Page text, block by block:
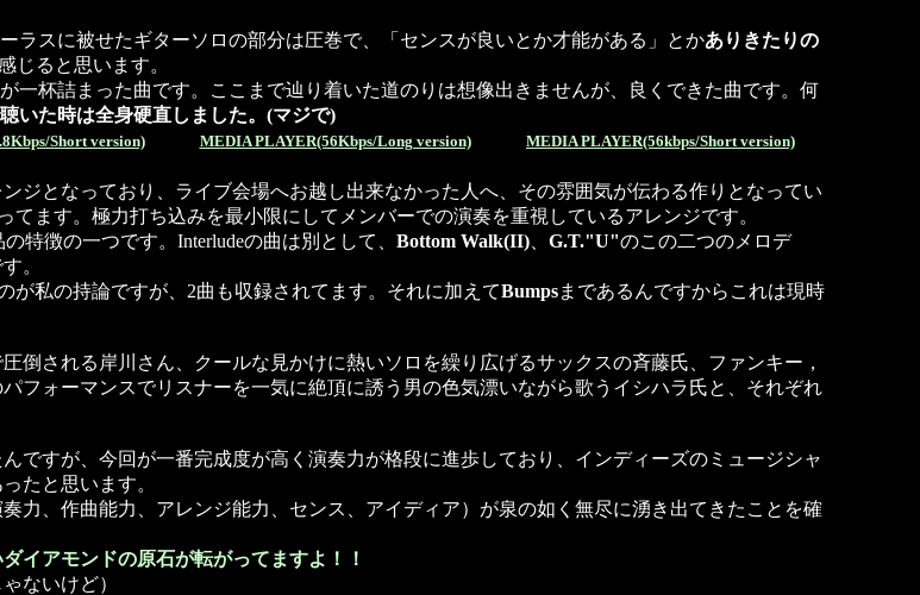
ラスに被せたギターソロの部分は圧巻で、「センスが良いとか才能がある」とかありきたりの
じると思います。
一杯詰まった曲です。ここまで辿り着いた道のりは想像出きませんが、良くできた曲です。何
いた時は全身硬直しました。(マジで)
Short version) MEDIA PLAYER(56Kbps/Long version) MEDIA PLAYER(56kbps/Short version)
となっており、ライブ会場へお越し出来なかった人へ、その雰囲気が伝わる作りとなってい
ます。極力打ち込みを最小限にしてメンバーでの演奏を重視しているアレンジです。
徴の一つです。Interludeの曲は別として、 Bottom Walk(II)、 G.T."U"のこの二つのメロデ
。
私の持論ですが、2曲も収録されてます。それに加えてBumpsまであるんですからこれは現時
される岸川さん、クールな見かけに熱いソロを繰り広げるサックスの斉藤氏、ファンキー，
フォーマンスでリスナーを一気に絶頂に誘う男の色気漂いながら歌うイシハラ氏と、それぞれ
すが、今回が一番完成度が高く演奏力が格段に進歩しており、インディーズのミュージシャ
たと思います。
力、作曲能力、アレンジ能力、センス、アイディア）が泉の如く無尽に湧き出てきたことを確
イアモンドの原石が転がってますよ！！
ないけど）